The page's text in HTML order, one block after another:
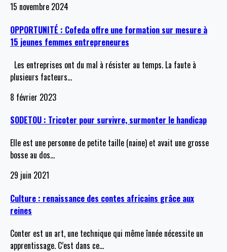
15 novembre 2024
OPPORTUNITÉ : Cofeda offre une formation sur mesure à
15 jeunes femmes entrepreneures
Les entreprises ont du mal à résister au temps. La faute à
plusieurs facteurs…
8 février 2023
SODETOU : Tricoter pour survivre, surmonter le handicap
Elle est une personne de petite taille (naine) et avait une grosse
bosse au dos…
29 juin 2021
Culture : renaissance des contes africains grâce aux
reines
Conter est un art, une technique qui même înnée nécessite un
apprentissage. C’est dans ce…